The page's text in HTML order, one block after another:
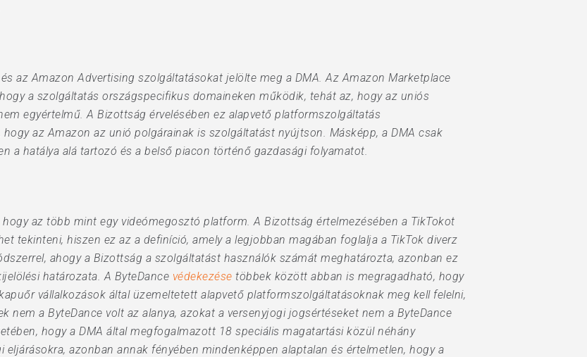
az Amazon Advertising szolgáltatásokat jelölte meg a DMA. Az Amazon Marketplace
a szolgáltatás országspecifikus domaineken működik, tehát az, hogy az uniós
egyértelmű. A Bizottság érvelésében ez alapvető platformszolgáltatás
az Amazon az unió polgárainak is szolgáltatást nyújtson. Másképp, a DMA csak
a hatálya alá tartozó és a belső piacon történő gazdasági folyamatot.
az több mint egy videómegosztó platform. A Bizottság értelmezésében a TikTokot
tekinteni, hiszen ez az a definíció, amely a legjobban magában foglalja a TikTok diverz
ahogy a Bizottság a szolgáltatást használók számát meghatározta, azonban ez
határozata. A ByteDance védekezése többek között abban is megragadható, hogy
vállalkozások által üzemeltetett alapvető platformszolgáltatásoknak meg kell felelni,
nem a ByteDance volt az alanya, azokat a versenyjogi jogsértéseket nem a ByteDance
hogy a DMA által megfogalmazott 18 speciális magatartási közül néhány
azonban annak fényében mindenképpen alaptalan és értelmetlen, hogy a